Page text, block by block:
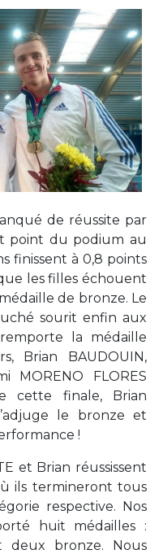
de réussite par
point du podium au
finissent à 0,8 points
les filles échouent
de bronze. Le
sourit enfin aux
remporte la médaille
Brian BAUDOUIN,
MORENO FLORES
cette finale, Brian
le bronze et
!
et Brian réussissent
ils termineront tous
respective. Nos
huit médailles :
bronze. Nous